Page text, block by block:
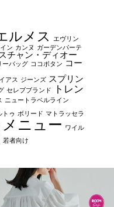
ルメス
エヴリン
ン カンヌ ガーデンパーテ
チャン・ディオー
ーバッグ ココボタン コー
アス ジーンズ スプリン
セレブブランド
トレン
ニュートラベルライン
トゥ ボリード マトラッセラ
メニュー ワイル
若者向け